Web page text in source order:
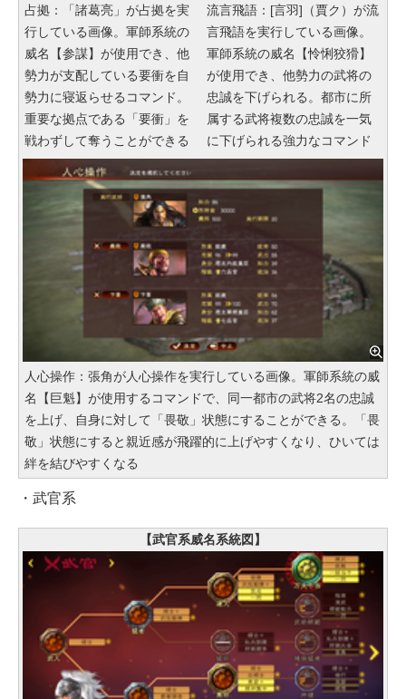
占拠：「諸葛亮」が占拠を実
行している画像。軍師系統の
威名【参謀】が使用でき、他
勢力が支配している要衝を自
勢力に寝返らせるコマンド。
重要な拠点である「要衝」を
戦わずして奪うことができる
流言飛語：[言羽]（賈ク）が流
言飛語を実行している画像。
軍師系統の威名【怜悧狡猾】
が使用でき、他勢力の武将の
忠誠を下げられる。都市に所
属する武将複数の忠誠を一気
に下げられる強力なコマンド
人心操作：張角が人心操作を実行している画像。軍師系統の威
名【巨魁】が使用するコマンドで、同一都市の武将2名の忠誠
を上げ、自身に対して「畏敬」状態にすることができる。「畏
敬」状態にすると親近感が飛躍的に上げやすくなり、ひいては
絆を結びやすくなる
・武官系
【武官系威名系統図】